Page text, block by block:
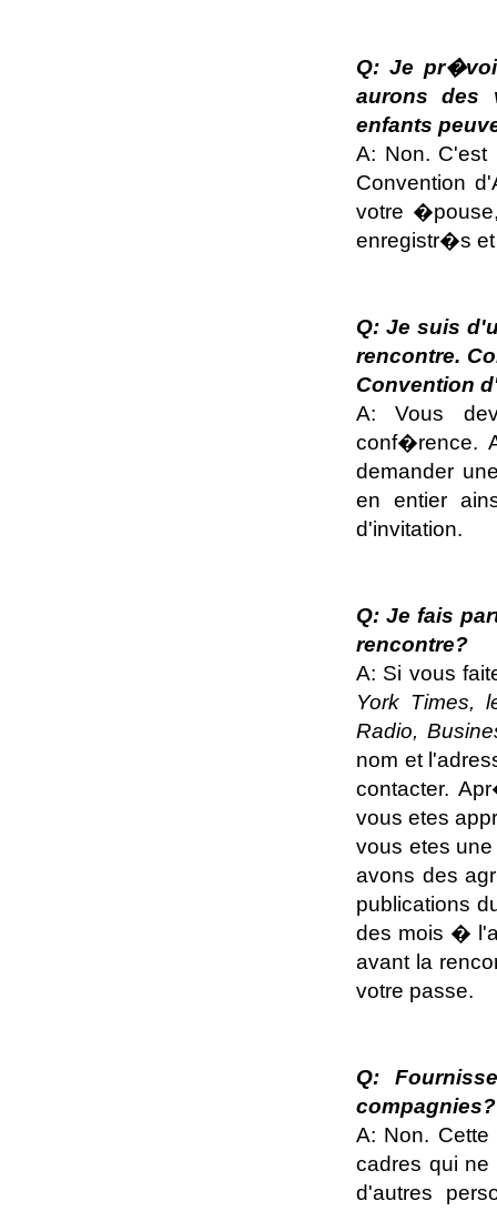
Q: Je
aurons des
enfants
A: Non.
Convention
votre
enregistr�s
Q: Je suis
rencontre.
Convention
A: Vous
conf�rence.
demander
en entier
d'invitation.
Q: Je fais
rencontre?
A: Si vous
York Times,
Radio,
nom et
contacter.
vous etes
vous etes
avons des
publications
des mois �
avant la
votre passe.
Q:
compagnies?
A: Non.
cadres qui
d'autres